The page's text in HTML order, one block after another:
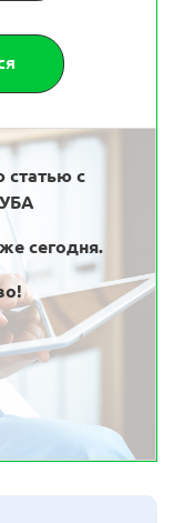
статью с
сегодня.